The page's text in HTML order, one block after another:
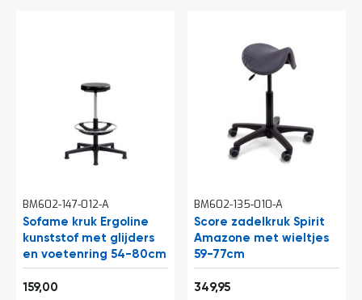
BM602-147-012-A
Sofame kruk Ergoline
kunststof met glijders
en voetenring 54-80cm
159,00
BM602-135-010-A
Score zadelkruk Spirit
Amazone met wieltjes
59-77cm
349,95